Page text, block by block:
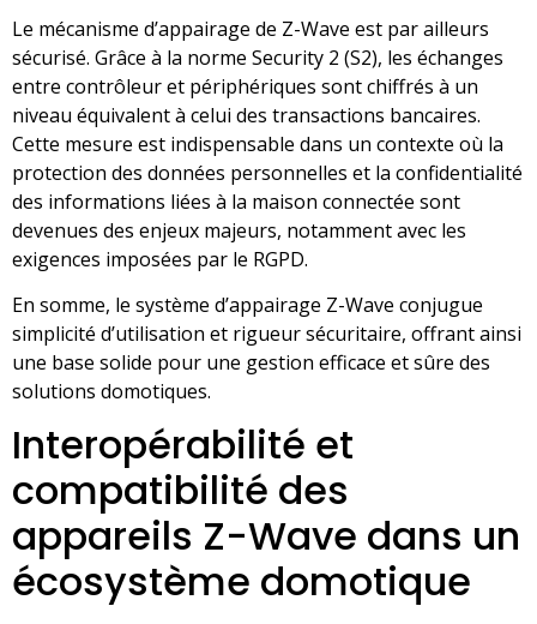
Le mécanisme d’appairage de Z-Wave est par ailleurs
sécurisé. Grâce à la norme Security 2 (S2), les échanges
entre contrôleur et périphériques sont chiffrés à un
niveau équivalent à celui des transactions bancaires.
Cette mesure est indispensable dans un contexte où la
protection des données personnelles et la confidentialité
des informations liées à la maison connectée sont
devenues des enjeux majeurs, notamment avec les
exigences imposées par le RGPD.
En somme, le système d’appairage Z-Wave conjugue
simplicité d’utilisation et rigueur sécuritaire, offrant ainsi
une base solide pour une gestion efficace et sûre des
solutions domotiques.
Interopérabilité et
compatibilité des
appareils Z-Wave dans un
écosystème domotique